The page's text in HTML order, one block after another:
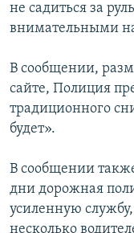
не садиться за
внимательными
В сообщении,
сайте, Полиция
традиционного
будет».
В сообщении
дни дорожная
усиленную
несколько